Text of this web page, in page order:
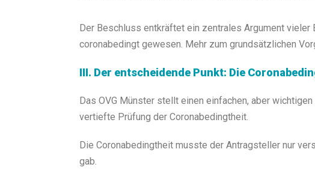
Der Beschluss entkräftet ein zentrales Argument
coronabedingt gewesen. Mehr zum grundsätzlichen
III. Der entscheidende Punkt: Die
Das OVG Münster stellt einen einfachen, aber
vertiefte Prüfung der Coronabedingtheit.
Die Coronabedingtheit musste der Antragsteller nur
gab.